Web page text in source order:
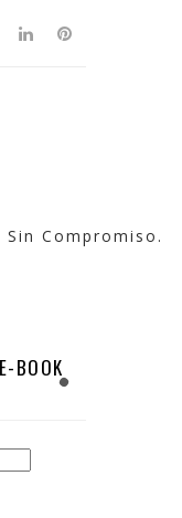
Compromiso.
BOOK